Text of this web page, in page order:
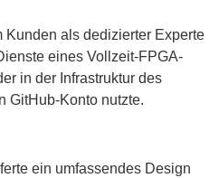
Kunden als dedizierter Experte
eines Vollzeit-FPGA-
in der Infrastruktur des
GitHub-Konto nutzte.
ein umfassendes Design